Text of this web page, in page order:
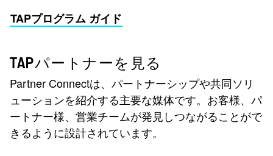
TAPプログラム ガイド
TAPパートナーを見る
Partner Connectは、パートナーシップや共同ソリ
ューションを紹介する主要な媒体です。お客様、パ
ートナー様、営業チームが発見しつながることがで
きるように設計されています。